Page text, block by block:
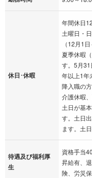
休日･休暇
年間休日
土曜日・
（12月1
夏季休暇
す。5月
年以上1年
降入職の
介護休暇
土日が基
す。土日
ます。土
待遇及び福利厚
生
資格手当
昇給有、
険、労災